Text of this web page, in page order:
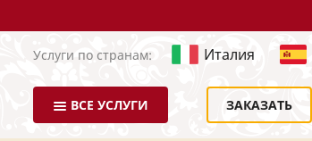
Услуги по странам: Италия
ВСЕ УСЛУГИ ЗАКАЗАТЬ